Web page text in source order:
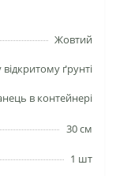
Жовтий
ґрунті
в контейнері
30 см
1 шт